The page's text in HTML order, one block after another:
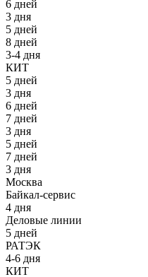
6 дней
3 дня
5 дней
8 дней
3-4 дня
КИТ
5 дней
3 дня
6 дней
7 дней
3 дня
5 дней
7 дней
3 дня
Москва
Байкал-сервис
4 дня
Деловые линии
5 дней
РАТЭК
4-6 дня
КИТ